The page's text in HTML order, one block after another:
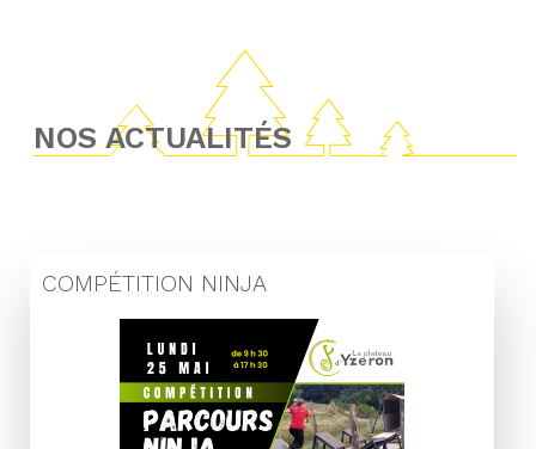
NOS ACTUALITÉS
COMPÉTITION NINJA